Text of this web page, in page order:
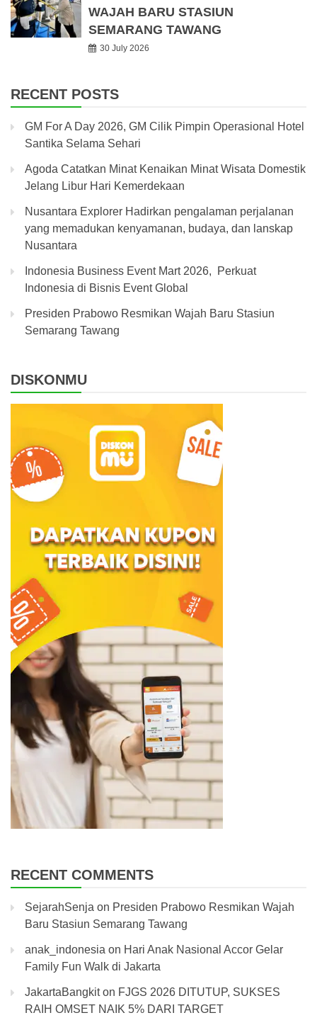
WAJAH BARU STASIUN
SEMARANG TAWANG
30 July 2026
RECENT POSTS
GM For A Day 2026, GM Cilik Pimpin Operasional Hotel
Santika Selama Sehari
Agoda Catatkan Minat Kenaikan Minat Wisata Domestik
Jelang Libur Hari Kemerdekaan
Nusantara Explorer Hadirkan pengalaman perjalanan
yang memadukan kenyamanan, budaya, dan lanskap
Nusantara
Indonesia Business Event Mart 2026, Perkuat
Indonesia di Bisnis Event Global
Presiden Prabowo Resmikan Wajah Baru Stasiun
Semarang Tawang
DISKONMU
RECENT COMMENTS
SejarahSenja on Presiden Prabowo Resmikan Wajah
Baru Stasiun Semarang Tawang
anak_indonesia on Hari Anak Nasional Accor Gelar
Family Fun Walk di Jakarta
JakartaBangkiton FJGS 2026 DITUTUP, SUKSES
RAIH OMSET NAIK 5% DARI TARGET